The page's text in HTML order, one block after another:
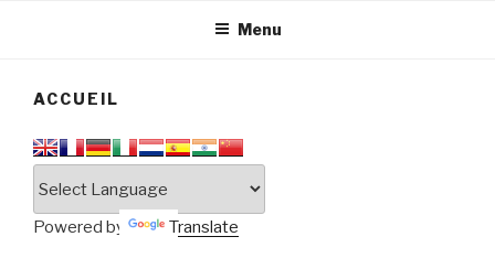
PERFORMANCE
Menu
ACCUEIL
Powered by Translate